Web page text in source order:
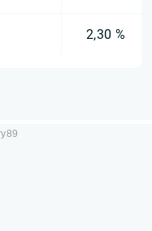
2,30 %